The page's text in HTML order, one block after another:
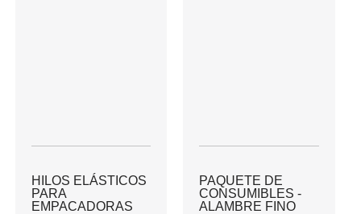
HILOS ELÁSTICOS
PARA
EMPACADORAS
PAQUETE DE
CONSUMIBLES -
ALAMBRE FINO